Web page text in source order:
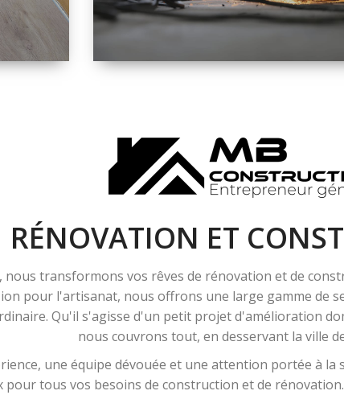
INTÉRIEURE ET
EXTÉRIEURE
RÉNOVATION ET
nous transformons vos rêves de rénovation et de
pour l'artisanat, nous offrons une large gamme de
Qu'il s'agisse d'un petit projet d'amélioration
nous couvrons tout, en desservant la ville
une équipe dévouée et une attention portée à
tous vos besoins de construction et de